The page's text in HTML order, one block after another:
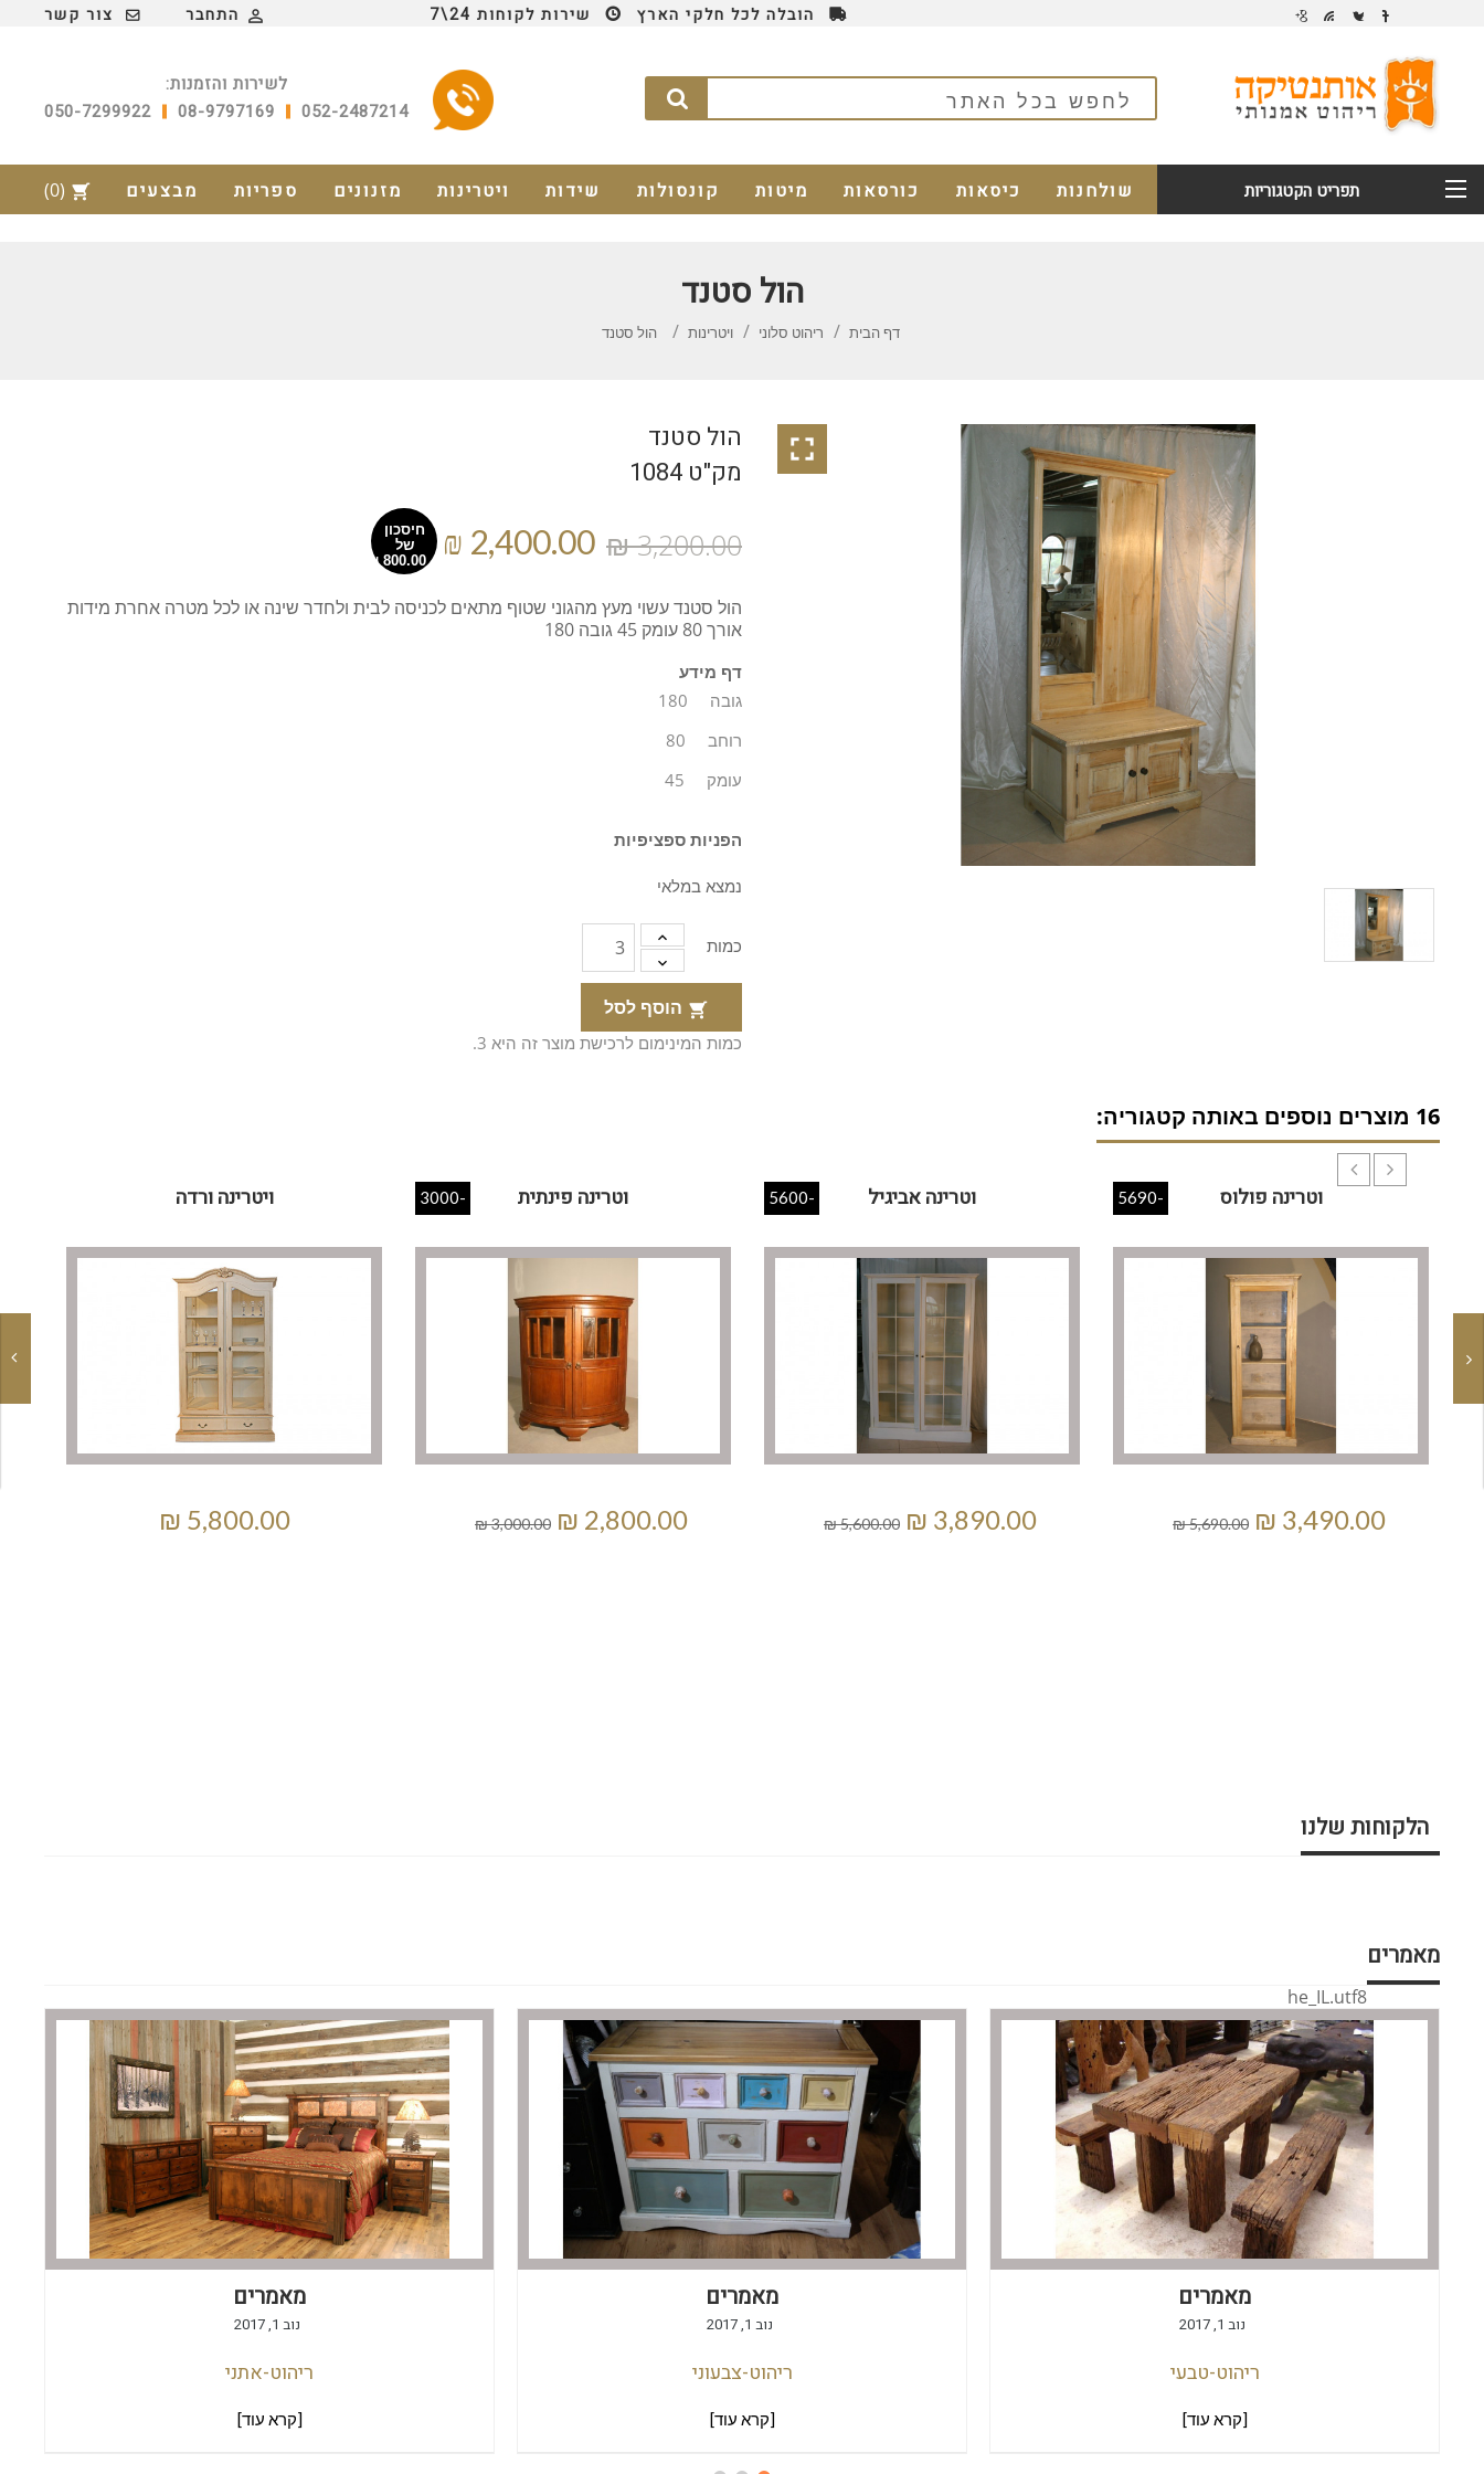
הובלה לכל חלקי הארץ שירות לקוחות 24\7  התחבר צור קשר
לשירות והזמנות:
052-2487214
08-9797169
050-7299922
shopping_cart
(0) שולחנות כיסאות כורסאות מיטות קונסולות שידות ויטרינות מזנונים ספריות מבצעים תפריט הקטגוריות
הול סטנד
דף הבית ריהוט סלוני ויטרינות הול סטנד

הול סטנד
מק"ט 1084
חיסכון
של
הול סטנד עשוי מעץ מהגוני שטוף מתאים לכניסה לבית ולחדר שינה או לכל מטרה אחרת מידות
אורך 80 עומק 45 גובה 180
דף מידע
גובה
180
רוחב
80
עומק
45
הפניות ספציפיות
נמצא במלאי
כמות

כמות המינימום לרכישת מוצר זה היא 3.
16 מוצרים נוספים באותה קטגוריה:
ויטרינה ורדה
‏5,800.00 ₪
וטרינה פינתית -3000 וטרינה אביגיל -5600 וטרינה פולוס -5690
הלקוחות שלנו
מאמרים
he_IL.utf8
מאמרים
נוב 1, 2017
ריהוט-אתני
[קרא עוד]
מאמרים
נוב 1, 2017
ריהוט-צבעוני
[קרא עוד]
מאמרים
נוב 1, 2017
ריהוט-טבעי
[קרא עוד]